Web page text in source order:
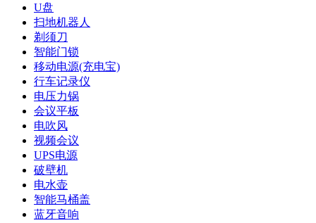
U盘
扫地机器人
剃须刀
智能门锁
移动电源(充电宝)
行车记录仪
电压力锅
会议平板
电吹风
视频会议
UPS电源
破壁机
电水壶
智能马桶盖
蓝牙音响